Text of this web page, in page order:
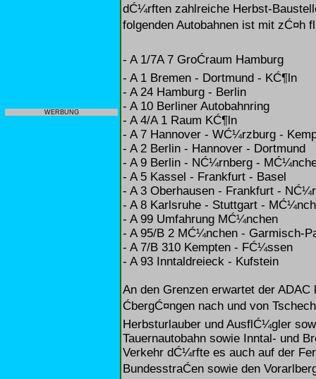
WERBUNG
dĆ¼rften zahlreiche Herbst-
folgenden Autobahnen ist mit zĆ¤h
- A 1/7A 7 GroĆraum Hamburg
- A 1 Bremen - Dortmund - KĆ¶ln
- A 24 Hamburg - Berlin
- A 10 Berliner Autobahnring
- A 4/A 1 Raum KĆ¶ln
- A 7 Hannover - WĆ¼rzburg -
- A 2 Berlin - Hannover - Dortmund
- A 9 Berlin - NĆ¼rnberg -
- A 5 Kassel - Frankfurt - Basel
- A 3 Oberhausen - Frankfurt -
- A 8 Karlsruhe - Stuttgart -
- A 99 Umfahrung MĆ¼nchen
- A 95/B 2 MĆ¼nchen - Garmisch-
- A 7/B 310 Kempten - FĆ¼ssen
- A 93 Inntaldreieck - Kufstein
An den Grenzen erwartet der
ĆbergĆ¤ngen nach und von
Herbsturlauber und AusflĆ¼gler
Tauernautobahn sowie Inntal- und
Verkehr dĆ¼rfte es auch auf der
BundesstraĆen sowie den